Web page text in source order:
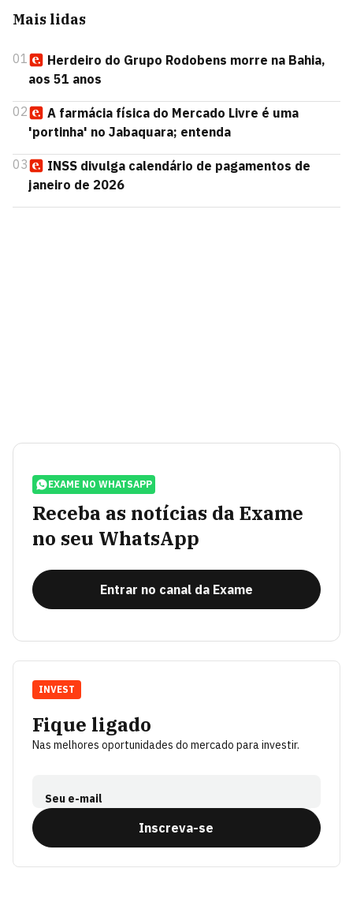
Mais lidas
01
Herdeiro do Grupo Rodobens morre na Bahia,
aos 51 anos
02
A farmácia física do Mercado Livre é uma
'portinha' no Jabaquara; entenda
03
INSS divulga calendário de pagamentos de
janeiro de 2026
EXAME NO WHATSAPP
Receba as notícias da Exame
no seu WhatsApp
Entrar no canal da Exame
Fique ligado
Nas melhores oportunidades do mercado para investir.
Seu e-mail
Inscreva-se
INVEST